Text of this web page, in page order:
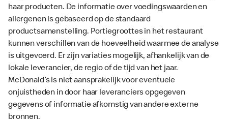
haar producten. De informatie over voedingswaarden en
allergenen is gebaseerd op de standaard
productsamenstelling. Portiegroottes in het restaurant
kunnen verschillen van de hoeveelheid waarmee de analyse
is uitgevoerd. Er zijn variaties mogelijk, afhankelijk van de
lokale leverancier, de regio of de tijd van het jaar.
McDonald’s is niet aansprakelijk voor eventuele
onjuistheden in door haar leveranciers opgegeven
gegevens of informatie afkomstig van andere externe
bronnen.